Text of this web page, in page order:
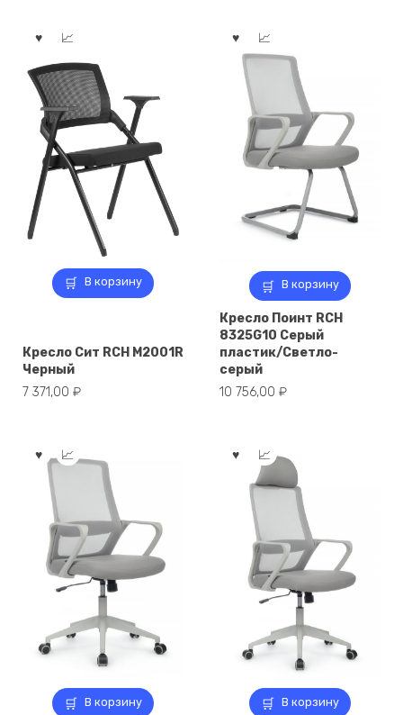
В корзину
Кресло Сит RCH M2001R
Черный
7 371,00 ₽
В корзину
Кресло Поинт RCH
8325G10 Серый
пластик/Светло-
серый
10 756,00 ₽
В корзину В корзину